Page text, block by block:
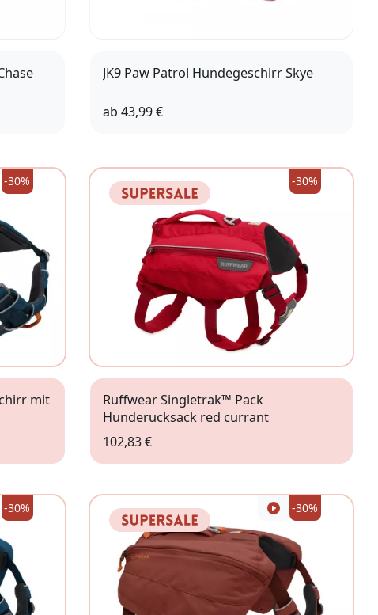
JK9 Paw Patrol Hundegeschirr Skye
ab 43,99 €
-30%
mit
-30%
S
Ruffwear Singletrak™ Pack
Hunderucksack red currant
102,83 €
-30% -30%